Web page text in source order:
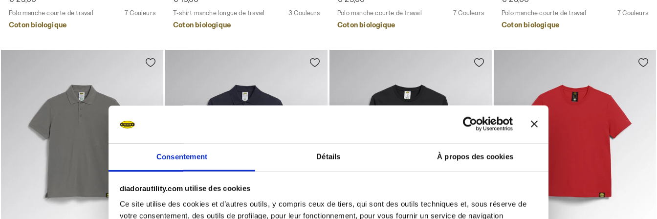
Consentement Détails À propos des cookies
diadorautility.com utilise des cookies
Ce site utilise des cookies et d’autres outils, y compris ceux de tiers, qui sont des outils techniques et, sous réserve de
votre consentement, des outils de profilage, pour leur fonctionnement, pour vous fournir un service de navigation
Polo manche courte de travail 7 Couleurs
Coton biologique
T-shirt manche longue de travail 3 Couleurs
Coton biologique
Polo manche courte de travail 7 Couleurs
Coton biologique
Polo manche courte de travail 7 Couleurs
Coton biologique